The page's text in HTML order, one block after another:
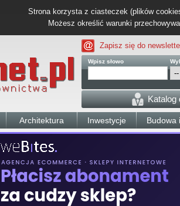
Strona korzysta z ciasteczek (plików
Możesz określić warunki
Zapisz się do
Wpisz słowo
Katalog
Architektura Inwestycje Budowa